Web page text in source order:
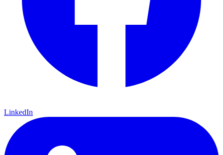
LinkedIn